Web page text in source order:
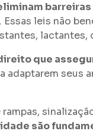
. Essas leis não
que
adaptarem seus
rampas,
são